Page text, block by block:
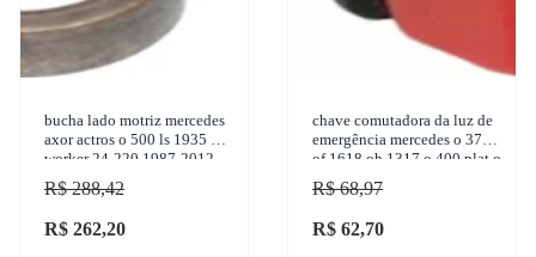
bucha lado motriz mercedes
axor actros o 500 ls 1935 vw
worker 24-220 1987-2012
sulcarbon - sc885-std
R$ 288,42
R$ 262,20
chave comutadora da luz de
emergência mercedes o 371
of 1618 oh 1317 o 400 plat o
371 1988-1997 marilia -
im11199
R$ 68,97
R$ 62,70